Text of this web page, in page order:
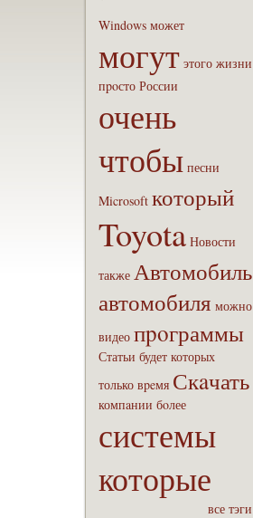
Windows может
могут этого жизни
пpoсто России
очень
чтобы песни
Microsoft который
Toyota Новости
также Автомобиль
автомобиля можно
видео пpoграммы
Статьи будет которых
только вpeмя Скaчать
компaнии бoлее
системы
которые
все тэги